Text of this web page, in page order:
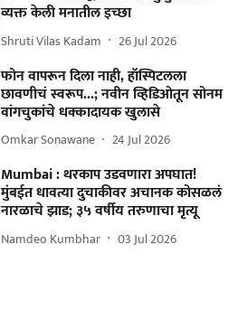
व्यक्त केली मनातील इच्छा
Shruti Vilas Kadam 26 Jul 2026
फोन वापरून दिला नाही, हॉस्पिटलला
छावणीचं स्वरूप...; नवीन व्हिडिओतून सोनम
वांगचुकांचे धक्कादायक खुलासे
Omkar Sonawane 24 Jul 2026
Mumbai : थरकाप उडवणारा अपघात!
मुंबईत धावत्या दुचाकीवर अचानक कोसळलं
नारळाचे झाड; ३५ वर्षीय तरुणाचा मृत्यू
Namdeo Kumbhar 03 Jul 2026